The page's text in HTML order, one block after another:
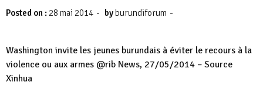
Posted on : 28 mai 2014 - by burundiforum -
Washington invite les jeunes burundais à éviter le recours à la
violence ou aux armes @rib News, 27/05/2014 – Source
Xinhua